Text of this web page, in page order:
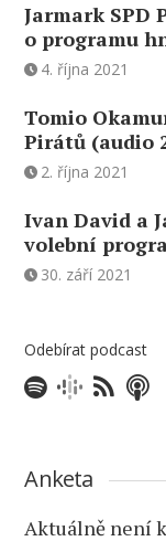
Jarmark SPD
o programu
4. října 2021
Tomio
Pirátů (audio
2. října 2021
Ivan David a
volební
30. září 2021
Odebírat podcast
Anketa
Aktuálně není